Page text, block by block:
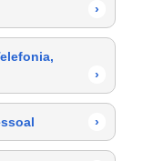
›
›
›